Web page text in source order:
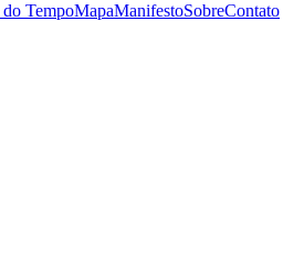
TempoMapaManifestoSobreContato